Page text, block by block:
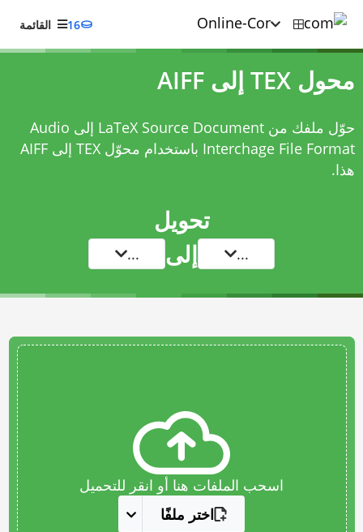
16 القائمة
محول TEX إلى AIFF
حوّل ملفك من LaTeX Source Document إلى Audio
Interchage File Format باستخدام
محوّل TEX إلى AIFF
هذا.
تحويل
... إلى ...
اسحب الملفات هنا أو انقر للتحميل
اختر ملفًا